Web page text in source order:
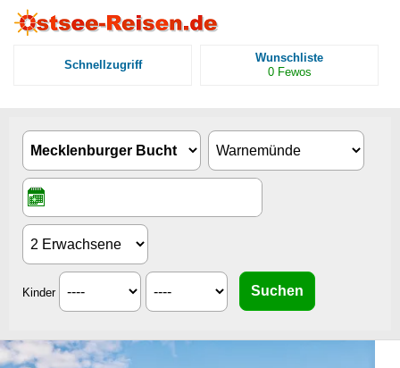
Schnellzugriff
Wunschliste
0 Fewos
Kinder